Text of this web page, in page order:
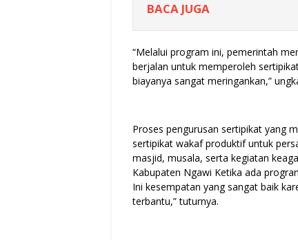
BACA JUGA
“Melalui program ini, pemerintah
berjalan untuk memperoleh
biayanya sangat meringankan,”
Proses pengurusan sertipikat yang
sertipikat wakaf produktif untuk
masjid, musala, serta kegiatan
Kabupaten Ngawi Ketika ada
Ini kesempatan yang sangat baik
terbantu,” tuturnya.